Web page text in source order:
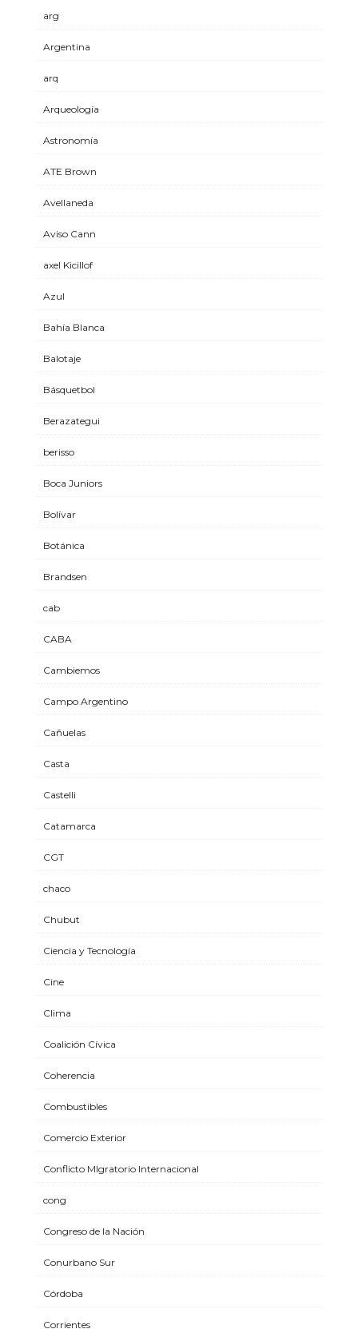
arg
Argentina
arq
Arqueología
Astronomía
ATE Brown
Avellaneda
Aviso Cann
axel Kicillof
Azul
Bahía Blanca
Balotaje
Básquetbol
Berazategui
berisso
Boca Juniors
Bolívar
Botánica
Brandsen
cab
CABA
Cambiemos
Campo Argentino
Cañuelas
Casta
Castelli
Catamarca
CGT
chaco
Chubut
Ciencia y Tecnología
Cine
Clima
Coalición Cívica
Coherencia
Combustibles
Comercio Exterior
Conflicto MIgratorio Internacional
cong
Congreso de la Nación
Conurbano Sur
Córdoba
Corrientes